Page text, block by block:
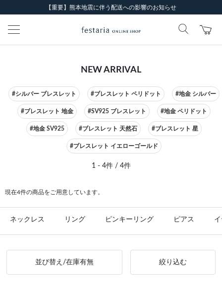
【重要】熊本地震に伴う配送への影響のお知らせ
NEW ARRIVAL
#シルバー ブレスレット #ブレスレット ペリドット #地金 シルバー
#ブレスレット 地金 #SV925 ブレスレット #地金 ペリドット
#地金 SV925 #ブレスレット 天然石 #ブレスレット 星
#ブレスレット イエローゴールド
1 - 4件 / 4件
現在4件の商品をご用意しています。
ネックレス リング ピンキーリング ピアス
並び替え/在庫有無 絞り込む